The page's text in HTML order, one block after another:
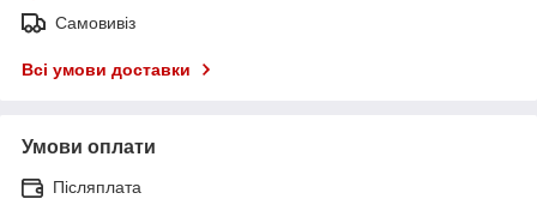
Самовивіз
Всі умови доставки
Умови оплати
Післяплата